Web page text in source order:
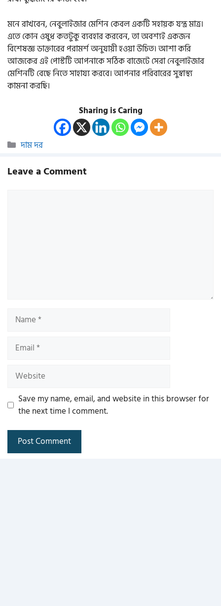
মনে রাখবেন, নেবুলাইজার মেশিন কেবল একটি সহায়ক যন্ত্র মাত্র।
এতে কোন ওষুধ কতটুকু ব্যবহার করবেন, তা অবশ্যই একজন
বিশেষজ্ঞ ডাক্তারের পরামর্শ অনুযায়ী হওয়া উচিত। আশা করি
আজকের এই পোস্টটি আপনাকে সঠিক বাজেটে সেরা নেবুলাইজার
মেশিনটি বেছে নিতে সাহায্য করবে। আপনার পরিবারের সুস্বাস্থ্য
কামনা করছি।
Sharing is Caring
Categories
দাম দর
Leave a Comment
Name
Email
Website
Save my name, email, and website in this browser for
the next time I comment.